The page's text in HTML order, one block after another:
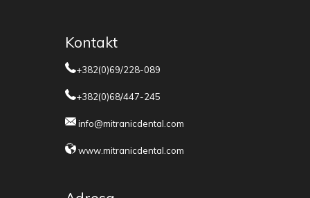
Kontakt
+382(0)69/228-089
+382(0)68/447-245
info@mitranicdental.com
www.mitranicdental.com